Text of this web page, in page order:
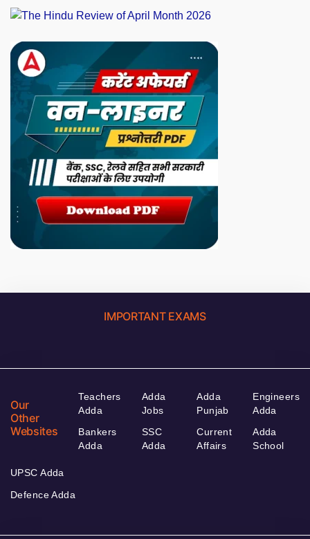
IMPORTANT EXAMS
Our
Other
Websites
Teachers
Adda
Bankers
Adda
Adda
Jobs
SSC
Adda
Adda
Punjab
Current
Affairs
Engineers
Adda
Adda
School
UPSC Adda
Defence Adda